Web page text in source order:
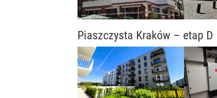
Piaszczysta Kraków – etap D